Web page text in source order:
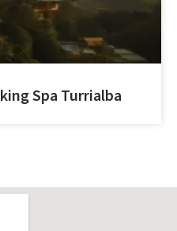
Spa Turrialba